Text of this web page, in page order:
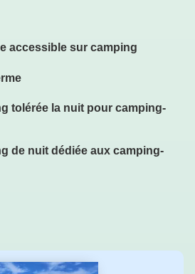
accessible sur camping
tolérée la nuit pour camping-
de nuit dédiée aux camping-